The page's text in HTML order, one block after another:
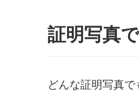
証明写真
どんな証明写真